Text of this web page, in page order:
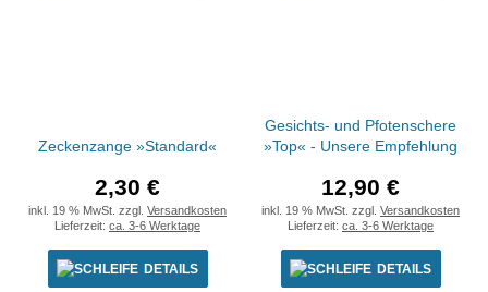
Zeckenzange »Standard«
2,30 €
inkl. 19 % MwSt. zzgl. Versandkosten
Lieferzeit: ca. 3-6 Werktage
DETAILS
Gesichts- und Pfotenschere
»Top« - Unsere Empfehlung
12,90 €
inkl. 19 % MwSt. zzgl. Versandkosten
Lieferzeit: ca. 3-6 Werktage
DETAILS